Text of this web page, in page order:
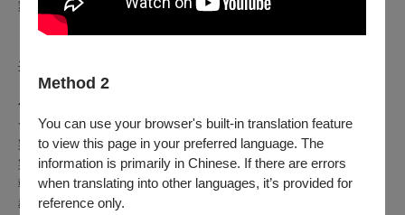
Method 2
You can use your browser's built-in translation feature
to view this page in your preferred language. The
information is primarily in Chinese. If there are errors
when translating into other languages, it’s provided for
reference only.
舞台監督：林岱蓉
共同製作
勾勾手合作社：
發起人：温慧玟
製作企劃：陳曉潔
製作經理：鄭涵文
執行製作：林妤玟
教育推廣：方尹綸